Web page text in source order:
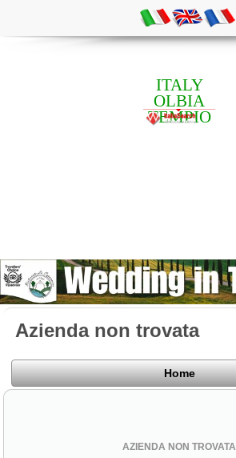
ITALY
OLBIA
TEMPIO
Azienda non trovata
Home
AZIENDA NON TROVATA